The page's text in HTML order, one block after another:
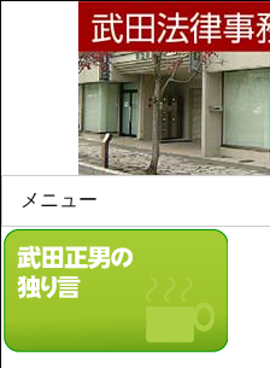
メニュー
Home
所属弁護士
法律相談案内